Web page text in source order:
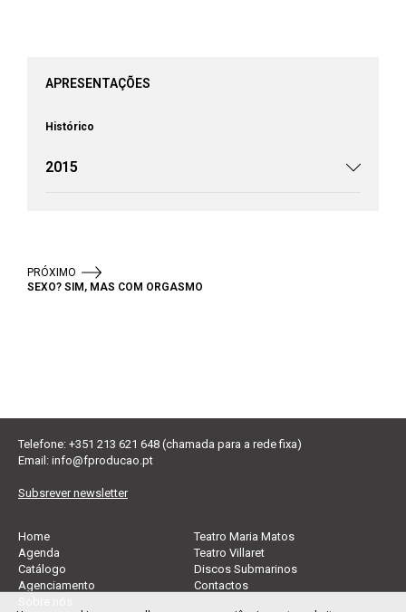
APRESENTAÇÕES
Histórico
2015
PRÓXIMO
SEXO? SIM, MAS COM ORGASMO
Telefone: +351 213 621 648 (chamada para a rede fixa)
Email: info@fproducao.pt
Subsrever newsletter
Home
Agenda
Catálogo
Agenciamento
Teatro Maria Matos
Teatro Villaret
Discos Submarinos
Contactos